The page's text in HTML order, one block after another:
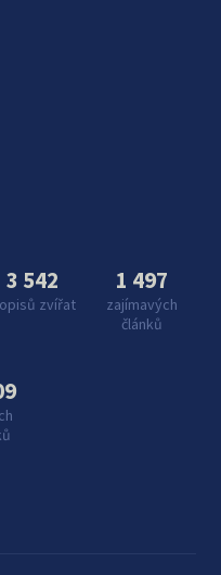
3 542
zvířat
1 497
zajímavých
článků